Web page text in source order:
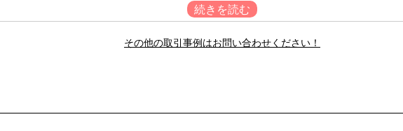
その他の取引事例はお問い合わせください！